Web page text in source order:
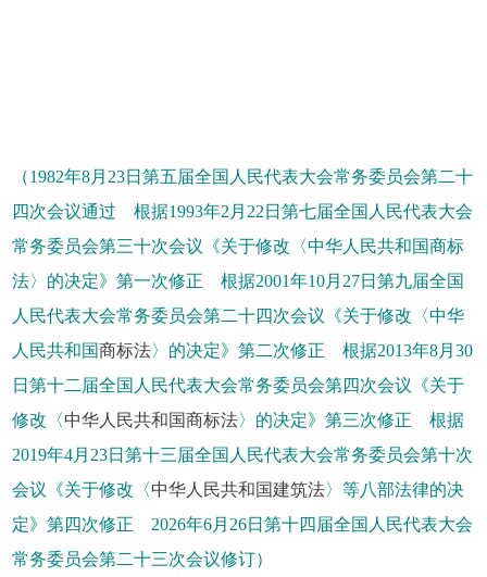
（1982年8月23日第五届全国人民代表大会常务委员会第二十
四次会议通过 根据1993年2月22日第七届全国人民代表大会
常务委员会第三十次会议《关于修改〈中华人民共和国商标
法〉的决定》第一次修正 根据2001年10月27日第九届全国
人民代表大会常务委员会第二十四次会议《关于修改〈中华
人民共和国 商标法〉的决定》第二次修正 根据2013年8月30
日第十二届全国人民代表大会常务委员会第四次会议《关于
修改〈中华人民共和国商标法〉的决定》第三次修正 根据
2019年4月23日第十三届全国人民代表大会常务委员会第十次
会议《关于修改〈中华人民共和国建筑法〉等八部法律的决
定》第四次修正 2026年6月26日第十四届全国人民代表大会
常务委员会第二十三次会议修订）